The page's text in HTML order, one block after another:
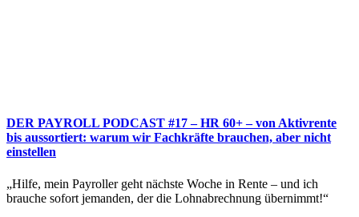
DER PAYROLL PODCAST #17 – HR 60+ – von Aktivrente
bis aussortiert: warum wir Fachkräfte brauchen, aber nicht
einstellen
„Hilfe, mein Payroller geht nächste Woche in Rente – und ich
brauche sofort jemanden, der die Lohnabrechnung übernimmt!“